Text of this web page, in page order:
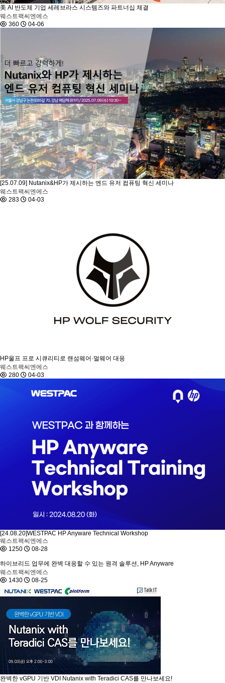
美 AI 반도체 기업 세레브라스 시스템즈와 파트너십 체결
웨스트팩씨엔에스
360
04-06
[25.07.09] Nutanix&HP가 제시하는 엔드 유저 컴퓨팅 혁신 세미나
웨스트팩씨엔에스
283
04-03
HP울프 프로 시큐리티로 랜섬웨어·멀웨어 대응
웨스트팩씨엔에스
280
04-03
[24.08.20]WESTPAC HP Anyware Technical Workshop
웨스트팩씨엔에스
1250
08-28
하이브리드 업무에 완벽 대응할 수 있는 원격 솔루션, HP Anyware
웨스트팩씨엔에스
1430
08-25
완벽한 vGPU 기반 VDI Nutanix with Teradici CAS를 만나보세요!